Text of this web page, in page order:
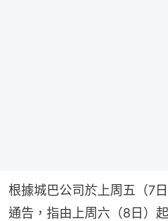
根據城巴公司於上周五（7
通告，指由上周六（8日）